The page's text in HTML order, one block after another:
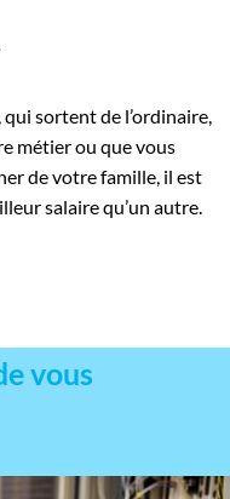
qui sortent de l’ordinaire,
métier ou que vous
de votre famille, il est
salaire qu’un autre.
vous